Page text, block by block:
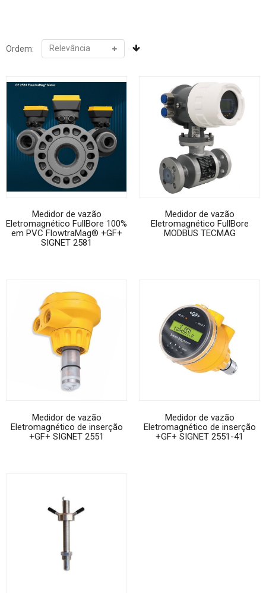
Ordem:
Medidor de vazão
Eletromagnético FullBore 100%
em PVC FlowtraMag® +GF+
SIGNET 2581
Medidor de vazão
Eletromagnético FullBore
MODBUS TECMAG
Medidor de vazão
Eletromagnético de inserção
+GF+ SIGNET 2551
Medidor de vazão
Eletromagnético de inserção
+GF+ SIGNET 2551-41